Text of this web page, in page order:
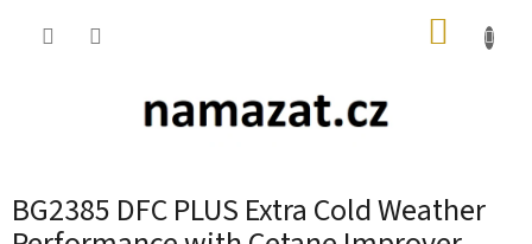
BG2385 DFC PLUS Extra Cold Weather